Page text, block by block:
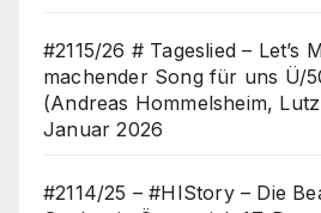
#2115/26 # Tageslied – Let’s
machender Song für uns Ü/
(Andreas Hommelsheim,
Januar 2026
#2114/25 – #HIStory – Die